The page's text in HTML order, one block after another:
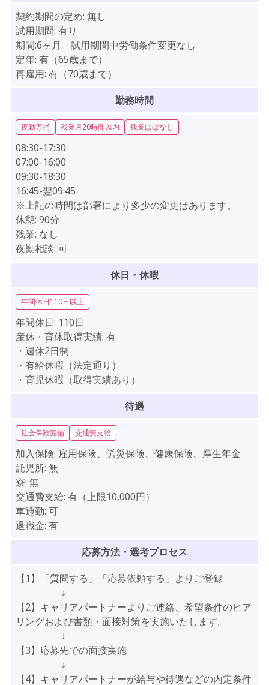
契約期間の定め: 無し
試用期間: 有り
期間:6ヶ月 試用期間中労働条件変更なし
定年: 有（65歳まで）
再雇用: 有（70歳まで）
勤務時間
夜勤専従 残業月20時間以内 残業ほぼなし
08:30-17:30
07:00-16:00
09:30-18:30
16:45-翌09:45
※上記の時間は部署により多少の変更はあります。
休憩: 90分
残業: なし
夜勤相談: 可
休日・休暇
年間休日110日以上
年間休日: 110日
産休・育休取得実績: 有
・週休2日制
・有給休暇（法定通り）
・育児休暇（取得実績あり）
待遇
社会保険完備 交通費支給
加入保険: 雇用保険、労災保険、健康保険、厚生年金
託児所: 無
寮: 無
交通費支給: 有（上限10,000円）
車通勤: 可
退職金: 有
応募方法・選考プロセス
【1】「質問する」「応募依頼する」よりご登録
↓
【2】キャリアパートナーよりご連絡、希望条件のヒア
リングおよび書類・面接対策を実施いたします。
↓
【3】応募先での面接実施
↓
【4】キャリアパートナーが給与や待遇などの内定条件